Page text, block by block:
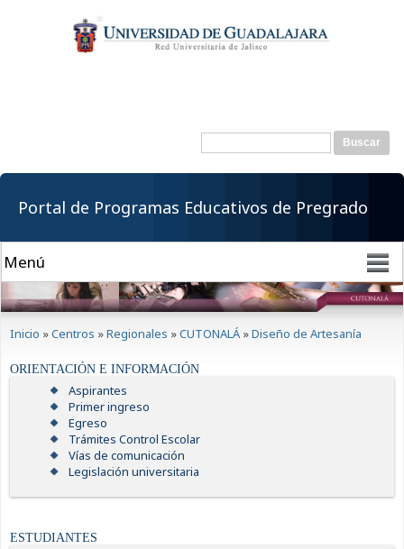
contenido
principal
Formulario de
Buscar
Portal de Programas Educativos de Pregrado
Inicio »Centros »Regionales »CUTONALÁ »Diseño de Artesanía
ORIENTACIÓN E INFORMACIÓN
Aspirantes
Primer ingreso
Egreso
Trámites Control Escolar
Vías de comunicación
Legislación universitaria
ESTUDIANTES